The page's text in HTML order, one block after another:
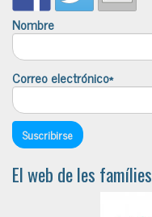
Nombre
Correo electrónico*
El web de les famílies